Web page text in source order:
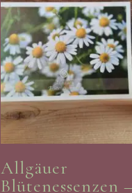
Allgäuer
Blütenessenzen –